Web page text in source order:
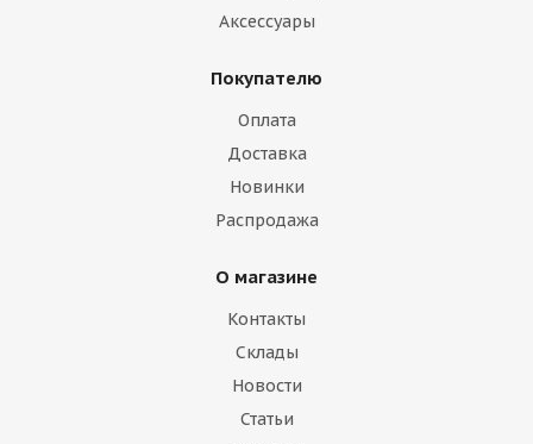
Аксессуары
Покупателю
Оплата
Доставка
Новинки
Распродажа
О магазине
Контакты
Склады
Новости
Статьи